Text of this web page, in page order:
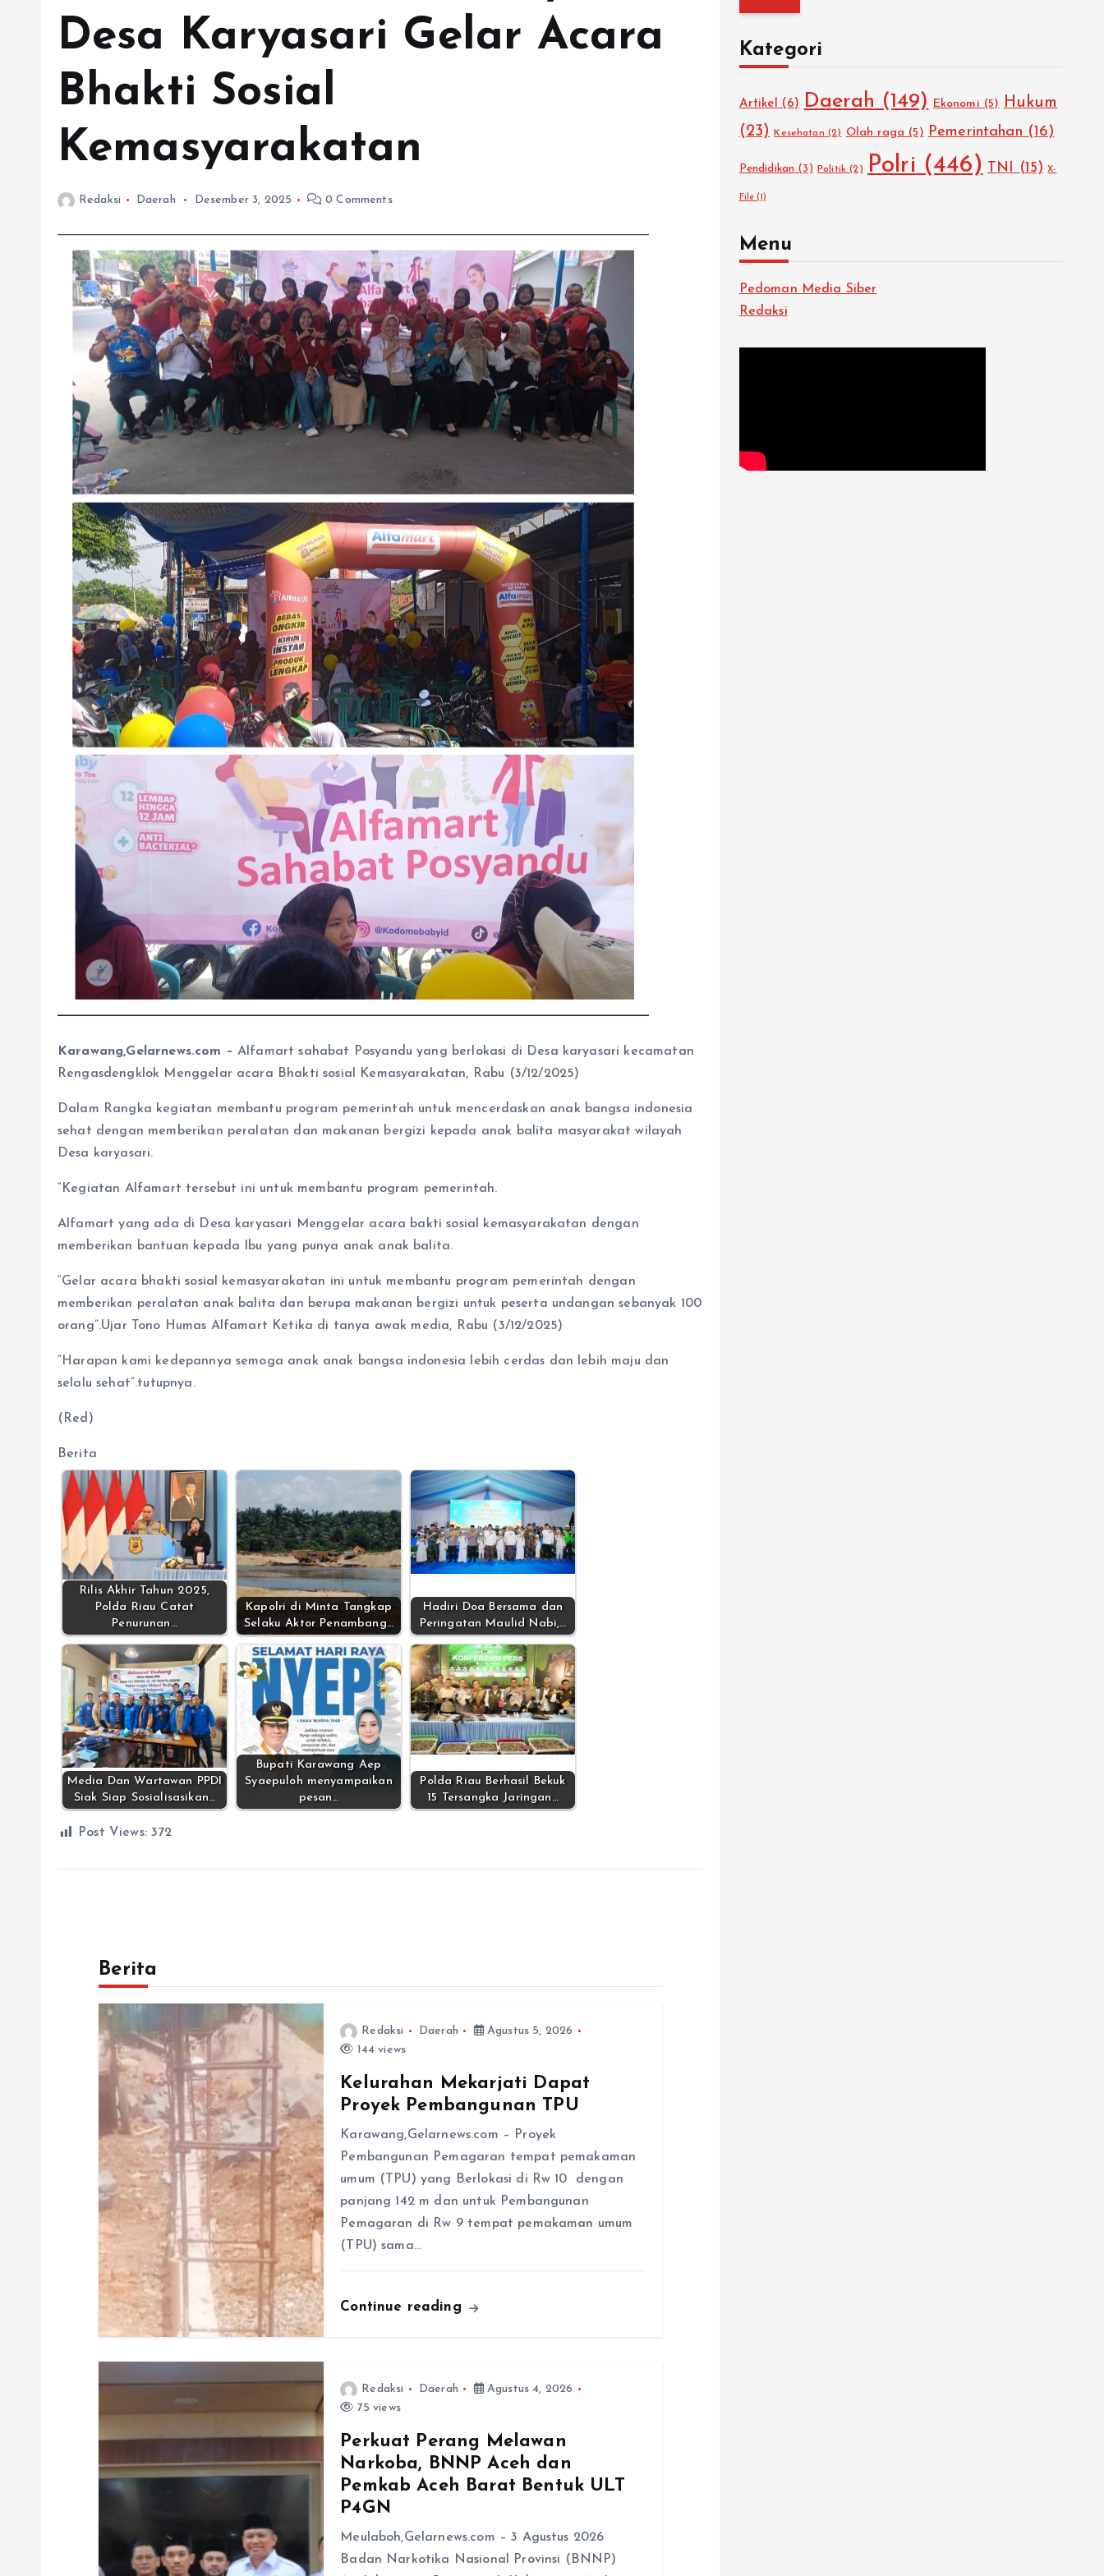
Desa Karyasari Gelar Acara
Bhakti Sosial
Kemasyarakatan
Redaksi Daerah Desember 3, 2025 0 Comments
Karawang,Gelarnews.com – Alfamart sahabat Posyandu yang berlokasi di Desa karyasari kecamatan
Rengasdengklok Menggelar acara Bhakti sosial Kemasyarakatan, Rabu (3/12/2025)
Dalam Rangka kegiatan membantu program pemerintah untuk mencerdaskan anak bangsa indonesia
sehat dengan memberikan peralatan dan makanan bergizi kepada anak balita masyarakat wilayah
Desa karyasari.
“Kegiatan Alfamart tersebut ini untuk membantu program pemerintah.
Alfamart yang ada di Desa karyasari Menggelar acara bakti sosial kemasyarakatan dengan
memberikan bantuan kepada Ibu yang punya anak anak balita.
“Gelar acara bhakti sosial kemasyarakatan ini untuk membantu program pemerintah dengan
memberikan peralatan anak balita dan berupa makanan bergizi untuk peserta undangan sebanyak 100
orang”.Ujar Tono Humas Alfamart Ketika di tanya awak media, Rabu (3/12/2025)
“Harapan kami kedepannya semoga anak anak bangsa indonesia lebih cerdas dan lebih maju dan
selalu sehat”.tutupnya.
(Red)
Berita
Rilis Akhir Tahun 2025,
Polda Riau Catat
Penurunan…
Kapolri di Minta Tangkap
Selaku Aktor Penambang…
Hadiri Doa Bersama dan
Peringatan Maulid Nabi,…
Media Dan Wartawan PPDI
Siak Siap Sosialisasikan…
Bupati Karawang Aep
Syaepuloh menyampaikan
pesan…
Polda Riau Berhasil Bekuk
15 Tersangka Jaringan…
Post Views: 372
Berita
Redaksi Daerah
Agustus 5, 2026
144 views
Kelurahan Mekarjati Dapat
Proyek Pembangunan TPU
Karawang,Gelarnews.com – Proyek
Pembangunan Pemagaran tempat pemakaman
umum (TPU) yang Berlokasi di Rw 10 dengan
panjang 142 m dan untuk Pembangunan
Pemagaran di Rw 9 tempat pemakaman umum
(TPU) sama…
Continue reading
Redaksi Daerah
Agustus 4, 2026
75 views
Perkuat Perang Melawan
Narkoba, BNNP Aceh dan
Pemkab Aceh Barat Bentuk ULT
P4GN
Meulaboh,Gelarnews.com – 3 Agustus 2026
Badan Narkotika Nasional Provinsi (BNNP)
i
n
u
k
Kategori
Artikel (6) Daerah (149) Ekonomi (5) Hukum
(23)
Kesehatan (2) Olah raga (5) Pemerintahan (16)
Pendidikan (3) Politik (2) Polri (446) TNI (15) X-
File (1)
Menu
Pedoman Media Siber
Redaksi